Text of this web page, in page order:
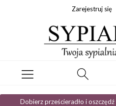
Zarejestruj się
Dobierz prześcieradło i oszczędź